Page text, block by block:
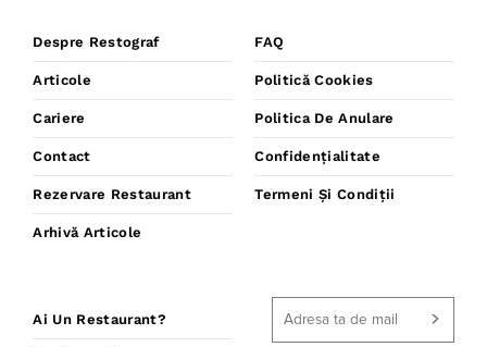
Despre Restograf
Articole
Cariere
Contact
Rezervare Restaurant
Arhivă Articole
FAQ
Politică Cookies
Politica De Anulare
Confidențialitate
Termeni Și Condiții
Ai Un Restaurant?